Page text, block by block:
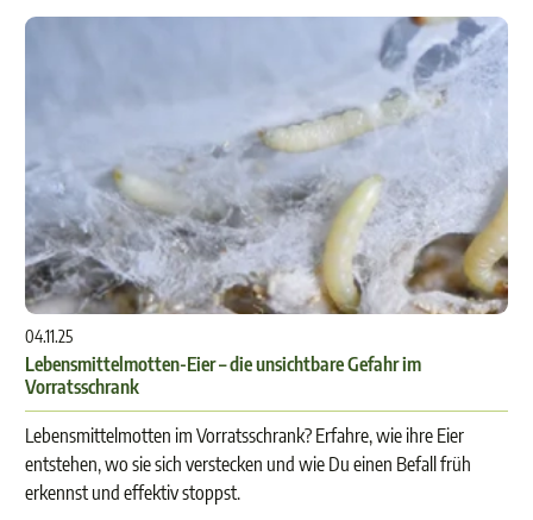
04.11.25
Lebensmittelmotten-Eier – die unsichtbare Gefahr im
Vorratsschrank
Lebensmittelmotten im Vorratsschrank? Erfahre, wie ihre Eier
entstehen, wo sie sich verstecken und wie Du einen Befall früh
erkennst und effektiv stoppst.